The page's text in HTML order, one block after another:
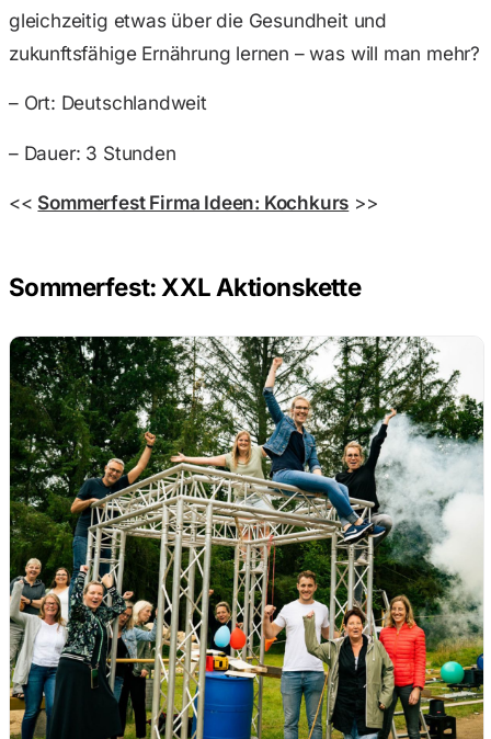
gleichzeitig etwas über die Gesundheit und
zukunftsfähige Ernährung lernen – was will man mehr?
– Ort: Deutschlandweit
– Dauer: 3 Stunden
<< Sommerfest Firma Ideen: Kochkurs >>
Sommerfest: XXL Aktionskette